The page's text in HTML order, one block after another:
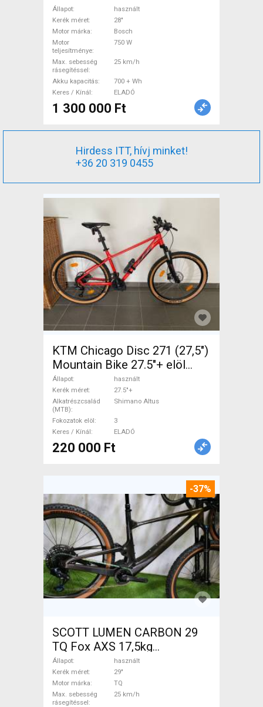
Trekking/cross 25 km/h
Bosch 700 + Wh használt
ELADÓ
Állapot
használt
Kerék méret
28"
Motor márka
Bosch
Motor
teljesítménye
750 W
Max. sebesség
rásegítéssel
25 km/h
Akku kapacitás
700 + Wh
Keres / Kínál
ELADÓ
1 300 000 Ft
Hirdess ITT, hívj minket!
+36 20 319 0455
KTM Chicago Disc 271 (27,5")
Mountain Bike 27.5"+ elöl
teleszkópos Shimano Altus
használt ELADÓ
Állapot
használt
Kerék méret
27.5"+
Alkatrészcsalád
(MTB)
Shimano Altus
Fokozatok elöl
3
Keres / Kínál
ELADÓ
220 000 Ft
-37%
SCOTT LUMEN CARBON 29
TQ Fox AXS 17,5kg
Elektromos Mountain Bike
29" össztelós / fully TQ
használt ELADÓ
Állapot
használt
Kerék méret
29"
Motor márka
TQ
Max. sebesség
rásegítéssel
25 km/h